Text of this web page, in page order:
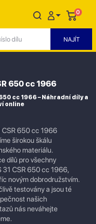
0
650 cc 1966
cc 1966 – Náhradní díly a
online
CSR 650 cc 1966
širokou škálu
materiálu.
dílů pro všechny
31 CSR 650 cc 1966,
novým dobrodružstvím.
testovány a jsou té
našich
nás neváhejte